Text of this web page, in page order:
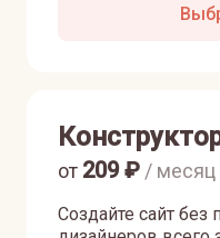
Создайте сайт без
от 209₽ / месяц